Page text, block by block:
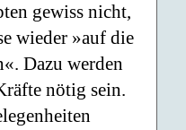
gewiss nicht,
wieder »auf die
Dazu werden
nötig sein.